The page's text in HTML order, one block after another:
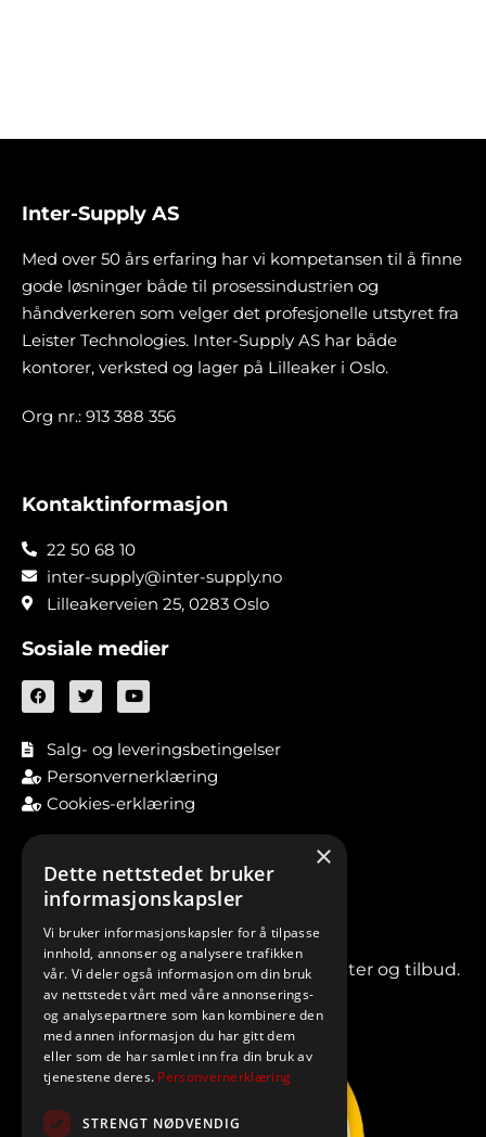
Inter-Supply AS
Med over 50 års erfaring har vi kompetansen til å finne
gode løsninger både til prosessindustrien og
håndverkeren som velger det profesjonelle utstyret fra
Leister Technologies. Inter-Supply AS har både
kontorer, verksted og lager på Lilleaker i Oslo.
Org nr.: 913 388 356
Kontaktinformasjon
22 50 68 10
inter-supply@inter-supply.no
Lilleakerveien 25, 0283 Oslo
Sosiale medier
Salg- og leveringsbetingelser
Personvernerklæring
Cookies-erklæring
Meld deg på vårt nyhetsbrev for nyheter og tilbud.
×
Dette nettstedet bruker
informasjonskapsler
Vi bruker informasjonskapsler for å tilpasse
innhold, annonser og analysere trafikken
vår. Vi deler også informasjon om din bruk
av nettstedet vårt med våre annonserings-
og analysepartnere som kan kombinere den
med annen informasjon du har gitt dem
eller som de har samlet inn fra din bruk av
tjenestene deres. Personvernerklæring
STRENGT NØDVENDIG